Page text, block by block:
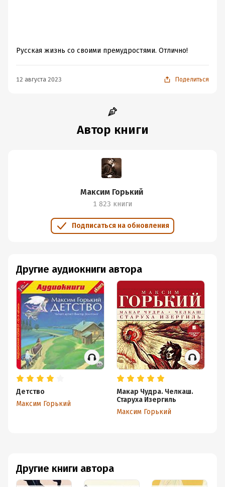
Русская жизнь со своими премудростями. Отлично!
12 августа 2023 Поделиться
Автор книги
Максим Горький
1 823 книги
Подписаться на обновления
Другие книги автора
Другие аудиокниги автора
Детство
Максим Горький
Макар Чудра. Челкаш.
Старуха Изергиль
Максим Горький